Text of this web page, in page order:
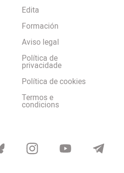
Edita
Formación
Aviso legal
Política de
privacidade
Política de cookies
Termos e
condicions